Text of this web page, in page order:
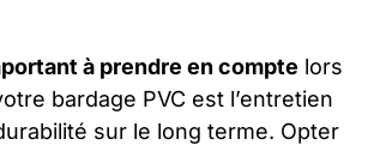
à prendre en compte lors
bardage PVC est l’entretien
sur le long terme. Opter